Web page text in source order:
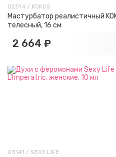
02514 / KOKOS
Мастурбатор реалистичный
телесный, 16 см
2 664 ₽
03141 / SEXY LIFE